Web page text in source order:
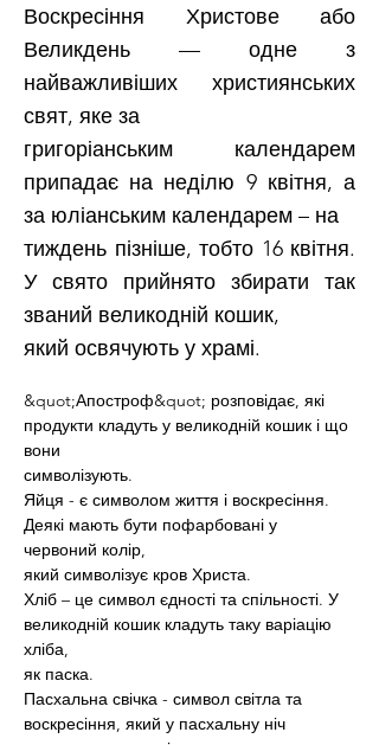
Воскресіння Христове або
Великдень — одне з
найважливіших християнських
свят, яке за
григоріанським календарем
припадає на неділю 9 квітня, а
за юліанським календарем – на
тиждень пізніше, тобто 16 квітня.
У свято прийнято збирати так
званий великодній кошик,
який освячують у храмі.
&quot;Апостроф&quot; розповідає, які
продукти кладуть у великодній кошик і що
вони
символізують.
Яйця - є символом життя і воскресіння.
Деякі мають бути пофарбовані у
червоний колір,
який символізує кров Христа.
Хліб – це символ єдності та спільності. У
великодній кошик кладуть таку варіацію
хліба,
як паска.
Пасхальна свічка - символ світла та
воскресіння, який у пасхальну ніч